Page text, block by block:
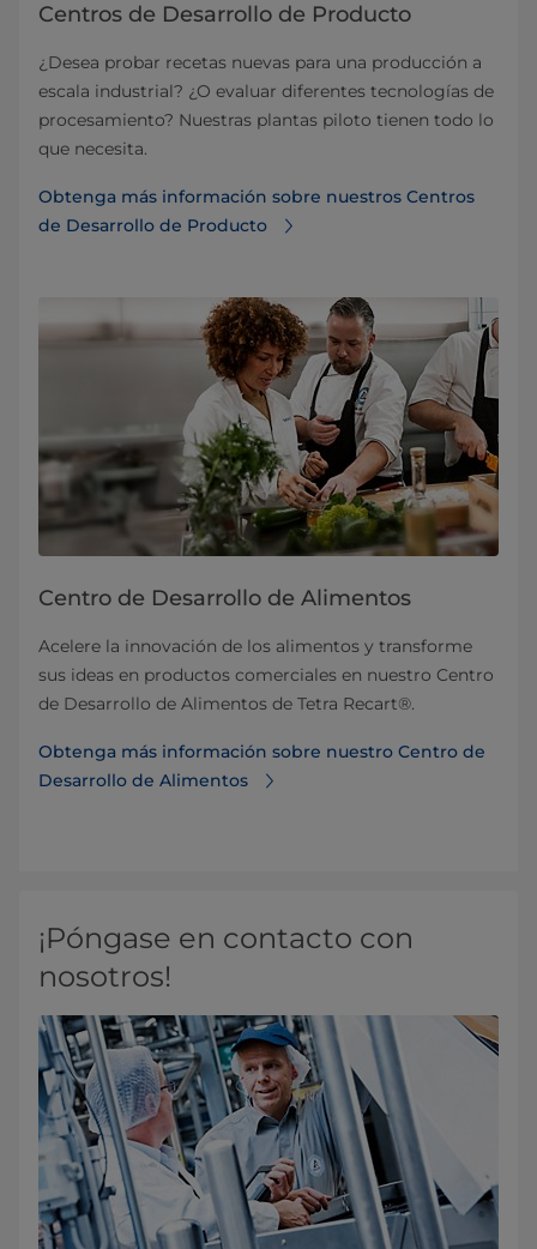
Centros de Desarrollo de Producto
¿Desea probar recetas nuevas para una producción a
escala industrial? ¿O evaluar diferentes tecnologías de
procesamiento? Nuestras plantas piloto tienen todo lo
que necesita.
Obtenga más información sobre nuestros Centros
de Desarrollo de Producto
Centro de Desarrollo de Alimentos
Acelere la innovación de los alimentos y transforme
sus ideas en productos comerciales en nuestro Centro
de Desarrollo de Alimentos de Tetra Recart®.
Obtenga más información sobre nuestro Centro de
Desarrollo de Alimentos
¡Póngase en contacto con
nosotros!